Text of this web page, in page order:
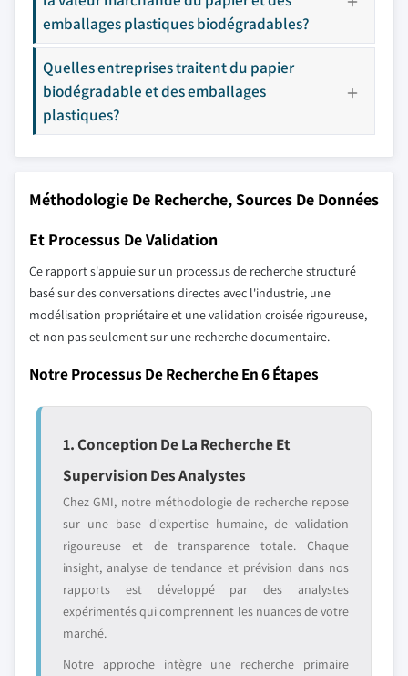
emballages plastiques biodégradables?
Quelles entreprises traitent du papier
biodégradable et des emballages
plastiques?
Méthodologie De Recherche, Sources De Données
Et Processus De Validation
Ce rapport s'appuie sur un processus de recherche structuré
basé sur des conversations directes avec l'industrie, une
modélisation propriétaire et une validation croisée rigoureuse,
et non pas seulement sur une recherche documentaire.
Notre Processus De Recherche En 6 Étapes
1. Conception De La Recherche Et
Supervision Des Analystes
Chez GMI, notre méthodologie de recherche repose
sur une base d'expertise humaine, de validation
rigoureuse et de transparence totale. Chaque
insight, analyse de tendance et prévision dans nos
rapports est développé par des analystes
expérimentés qui comprennent les nuances de votre
marché.
Notre approche intègre une recherche primaire